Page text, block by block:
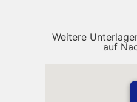
Weitere
auf